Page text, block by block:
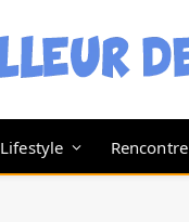
Lifestyle Rencontre